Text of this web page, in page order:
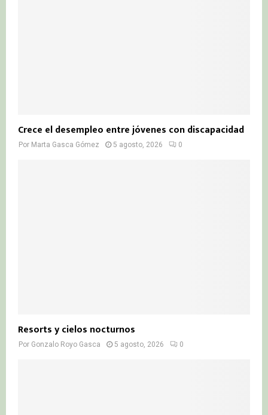
Crece el desempleo entre jóvenes con discapacidad
Por Marta Gasca Gómez 5 agosto, 2026 0
Resorts y cielos nocturnos
Por Gonzalo Royo Gasca 5 agosto, 2026 0